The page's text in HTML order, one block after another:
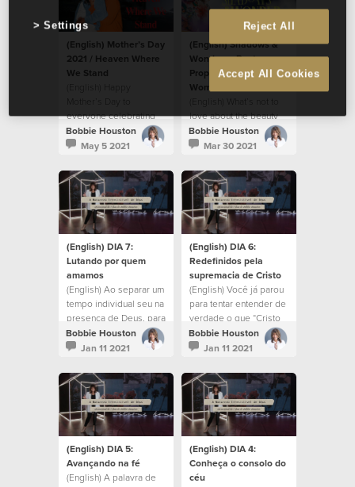
(English) Mother’s Day
2021 / Heaven Where
We Stand
Mother’s Day to
everyone celebrating
and being celebrated
this coming weekend.
Bobbie Houston
May 5 2021
(English) Shadows &
Wonder — Poets.
Prophets. Everyday
Women.
(English) What’s not to
love about the beauty
and artistry of faith?
Bobbie Houston
Mar 30 2021
(English) DIA 7:
Lutando por quem
amamos
(English) Ao separar um
tempo individual seu na
presença de Deus, para
uma pausa e reflexão,
lembre-se de manter
Sua voz e instrução.
Bobbie Houston
Jan 11 2021
(English) DIA 6:
Redefinidos pela
supremacia de Cristo
(English) Você já parou
para tentar entender de
verdade o que “Cristo
em você” de fato
significa?
Bobbie Houston
Jan 11 2021
(English) DIA 5:
Avançando na fé
(English) A palavra de
(English) DIA 4:
Conheça o consolo do
céu
Reject All
Accept All Cookies
Settings